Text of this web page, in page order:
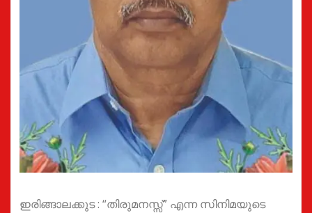
ഇരിങ്ങാലക്കുട : “തിരുമനസ്സ്” എന്ന സിനിമയുടെ